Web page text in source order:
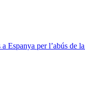
Espanya per l’abús de